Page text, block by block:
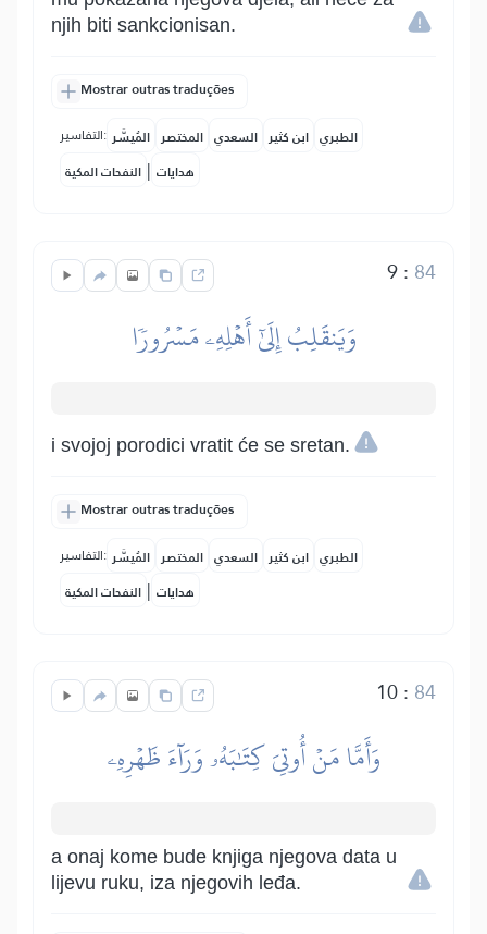
njih biti sankcionisan.
Mostrar outras traduções
التفاسير: المُيسَّر المختصر السعدي ابن كثير الطبري
النفحات المكية | هدايات
9: 84
وَيَنقَلِبُ إِلَىٰٓ أَهۡلِهِۦ مَسۡرُورٗا
i svojoj porodici vratit će se sretan.
Mostrar outras traduções
التفاسير: المُيسَّر المختصر السعدي ابن كثير الطبري
النفحات المكية | هدايات
10: 84
وَأَمَّا مَنۡ أُوتِيَ كِتَٰبَهُۥ وَرَآءَ ظَهۡرِهِۦ
a onaj kome bude knjiga njegova data u
lijevu ruku, iza njegovih leđa.